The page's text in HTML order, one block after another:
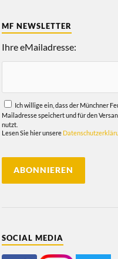
MF NEWSLETTER
Ihre eMailadresse:
Ich willige ein, dass der Münchner
Mailadresse speichert und für den
nutzt.
Lesen Sie hier unsere
SOCIAL MEDIA